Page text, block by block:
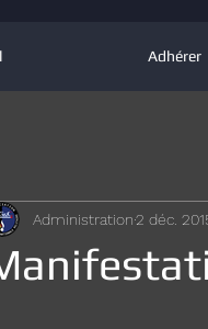
Adhérer
Administration2 déc.